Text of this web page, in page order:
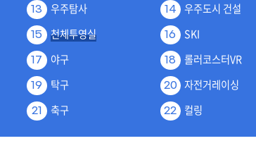
13 우주탐사 14 우주도시 건설
15 천체투영실 16 SKI
17 야구 18 롤러코스터VR
19 탁구 20 자전거레이싱
21 축구 22 컬링